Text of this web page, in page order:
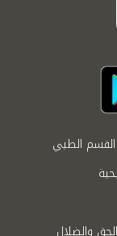
القسم الطبي
والضلال